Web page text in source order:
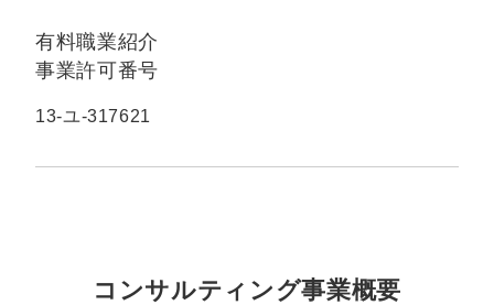
有料職業紹介
事業許可番号
13-ユ-317621
コンサルティング事業概要